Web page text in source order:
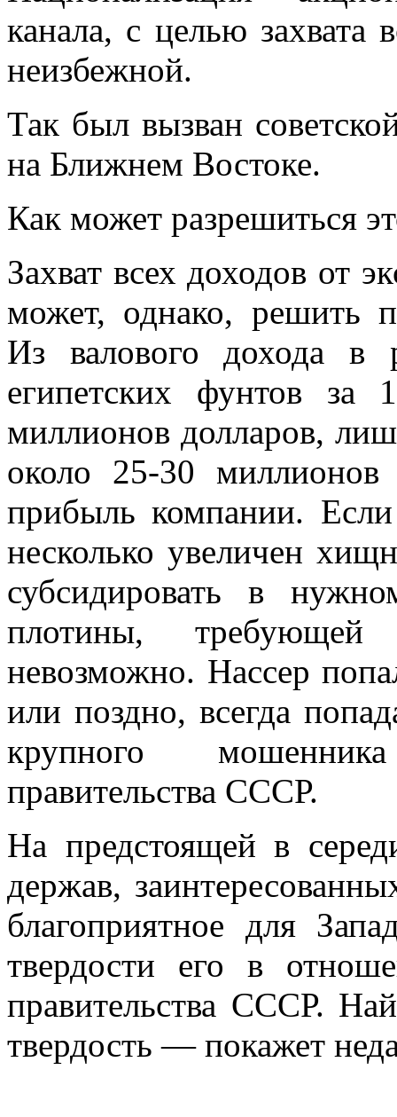
канала, с целью захвата
неизбежной.
Так был вызван
на Ближнем Востоке.
Как может разрешиться
Захват всех доходов от
может, однако, решить
Из валового дохода в
египетских фунтов за
миллионов долларов,
около 25-30 миллионов
прибыль компании.
несколько увеличен
субсидировать в
плотины,
невозможно. Нассер
или поздно, всегда
крупного
правительства СССР.
На предстоящей в
держав,
благоприятное для
твердости его в
правительства СССР.
твердость — покажет